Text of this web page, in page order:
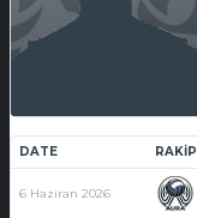
DATE RAKIP
6 Haziran 2026